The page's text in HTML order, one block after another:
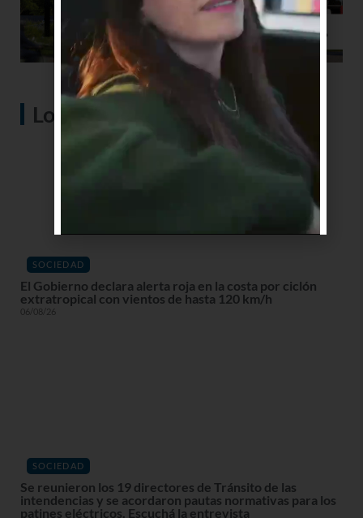
Lo más visto
SOCIEDAD
El Gobierno declara alerta roja en la costa por ciclón
extratropical con vientos de hasta 120 km/h
06/08/26
SOCIEDAD
Se reunieron los 19 directores de Tránsito de las
intendencias y se acordaron pautas normativas para los
patines eléctricos. Escuchá la entrevista